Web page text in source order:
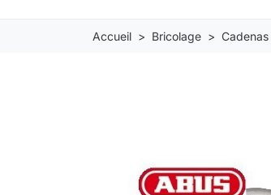
Accueil Bricolage Cadenas